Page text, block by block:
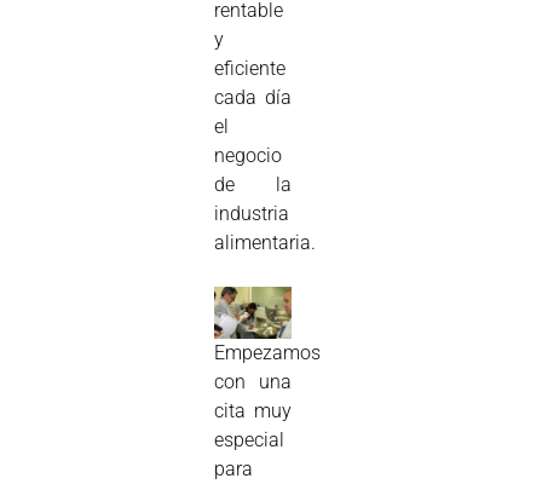
rentable
y
eficiente
cada día
el
negocio
de la
industria
alimentaria.
Empezamos
con una
cita muy
especial
para